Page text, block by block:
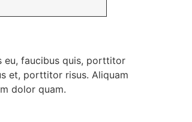
eu, faucibus quis, porttitor
et, porttitor risus. Aliquam
dolor quam.